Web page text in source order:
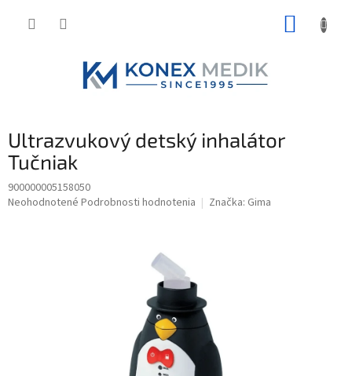
Ultrazvukový detský inhalátor
Tučniak
900000005158050
Priemerné
Neohodnotené Podrobnosti hodnotenia Značka: Gima